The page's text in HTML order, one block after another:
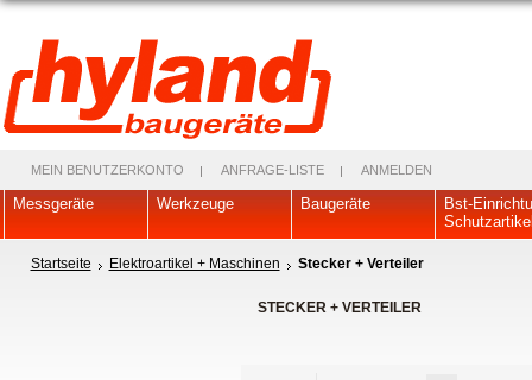
MEIN BENUTZERKONTO ANFRAGE-LISTE ANMELDEN
Messgeräte Werkzeuge Baugeräte
Bst-
Startseite Elektroartikel + Maschinen Stecker + Verteiler
STECKER + VERTEILER